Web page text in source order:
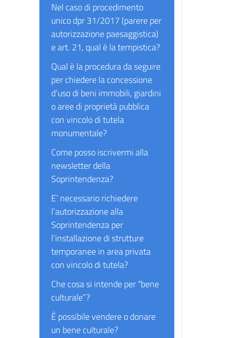
Nel caso di procedimento
unico dpr 31/2017 (parere per
autorizzazione paesaggistica)
e art. 21, qual è la tempistica?
Qual è la procedura da seguire
per chiedere la concessione
d’uso di beni immobili, giardini
o aree di proprietà pubblica
con vincolo di tutela
monumentale?
Come posso iscrivermi alla
newsletter della
Soprintendenza?
E’ necessario richiedere
l’autorizzazione alla
Soprintendenza per
l’installazione di strutture
temporanee in area privata
con vincolo di tutela?
Che cosa si intende per “bene
culturale”?
È possibile vendere o donare
un bene culturale?